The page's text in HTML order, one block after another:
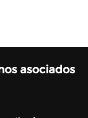
asociados